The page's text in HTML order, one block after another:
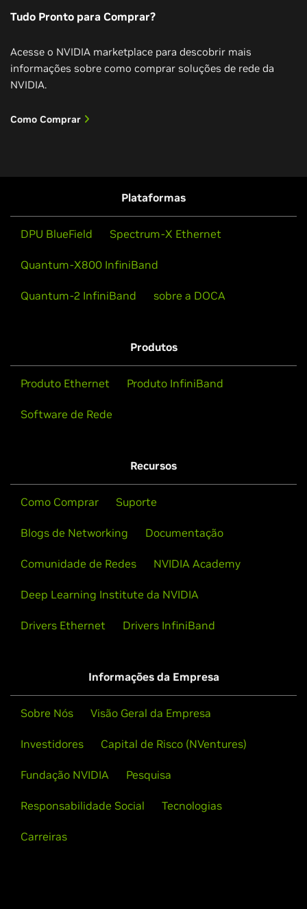
Tudo Pronto para Comprar?
Acesse o NVIDIA marketplace para descobrir mais
informações sobre como comprar soluções de rede da
NVIDIA.
Como Comprar
Plataformas
DPU BlueField Spectrum-X Ethernet
Quantum-X800 InfiniBand
Quantum-2 InfiniBand sobre a DOCA
Produtos
Produto Ethernet Produto InfiniBand
Software de Rede
Recursos
Como Comprar Suporte
Blogs de Networking Documentação
Comunidade de Redes NVIDIA Academy
Deep Learning Institute da NVIDIA
Drivers Ethernet Drivers InfiniBand
Informações da Empresa
Sobre Nós Visão Geral da Empresa
Investidores Capital de Risco (NVentures)
Fundação NVIDIA Pesquisa
Responsabilidade Social Tecnologias
Carreiras